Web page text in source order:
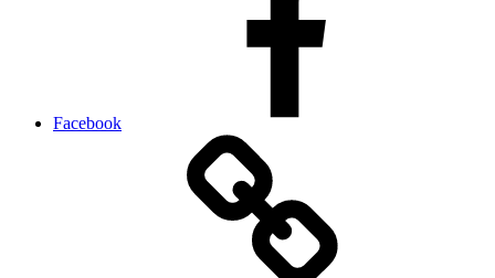
Facebook